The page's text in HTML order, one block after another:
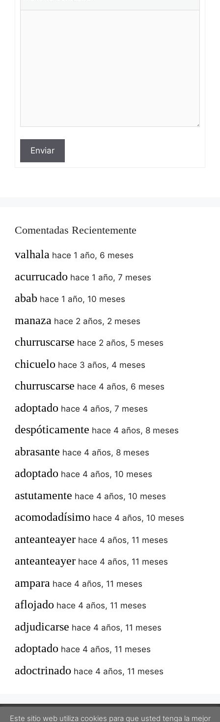
Enviar
Comentadas Recientemente
valhala hace 1 año, 6 meses
acurrucado hace 1 año, 7 meses
abab hace 1 año, 10 meses
manaza hace 2 años, 2 meses
churruscarse hace 2 años, 5 meses
chicuelo hace 3 años, 4 meses
churruscarse hace 4 años, 6 meses
adoptado hace 4 años, 7 meses
despóticamente hace 4 años, 8 meses
abrasante hace 4 años, 8 meses
adoptado hace 4 años, 10 meses
astutamente hace 4 años, 10 meses
acomodadísimo hace 4 años, 10 meses
anteanteayer hace 4 años, 11 meses
anteanteayer hace 4 años, 11 meses
ampara hace 4 años, 11 meses
aflojado hace 4 años, 11 meses
adjudicarse hace 4 años, 11 meses
adoptado hace 4 años, 11 meses
adoctrinado hace 4 años, 11 meses
Este sitio web utiliza cookies para que usted tenga la mejor